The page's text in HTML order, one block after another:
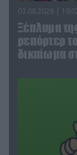
03.08.2026 |
Ξέπλυμα
ρεπόρτερ
δικαίωμα